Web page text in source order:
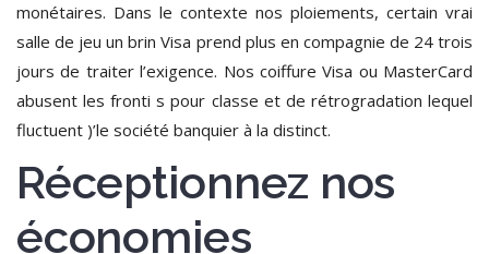
monétaires. Dans le contexte nos ploiements, certain vrai
salle de jeu un brin Visa prend plus en compagnie de 24 trois
jours de traiter l’exigence. Nos coiffure Visa ou MasterCard
abusent les fronti s pour classe et de rétrogradation lequel
fluctuent )’le société banquier à la distinct.
Réceptionnez nos
économies